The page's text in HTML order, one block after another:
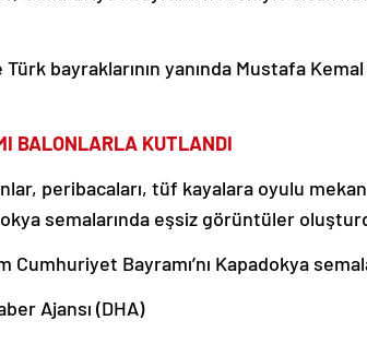
bayraklarının yanında Mustafa
BALONLARLA KUTLANDI
peribacaları, tüf kayalara oyulu
semalarında eşsiz görüntüler
Cumhuriyet Bayramı’nı Kapadokya
Ajansı (DHA)